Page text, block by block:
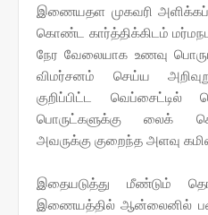
இணையதள முகவரி
கொண்ட கார்த்திக்கிடம்
நேர வேலையாக உணவு
விமர்சனம் செய்ய
குறிப்பிட்ட
பொருட்களுக்கு லைக்
அவருக்கு குறைந்த அளவு
இதையடுத்து மீண்டும்
இணையத்தில் ஆன்லைனில்